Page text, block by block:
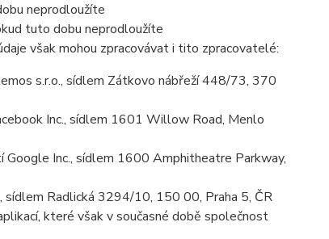
neprodloužíte
tuto dobu neprodloužíte
však mohou zpracovávat i tito zpracovatelé:
s.r.o., sídlem Zátkovo nábřeží 448/73, 370
Inc., sídlem 1601 Willow Road, Menlo
Inc., sídlem 1600 Amphitheatre Parkway,
Radlická 3294/10, 150 00, Praha 5, ČR
které však v současné době společnost